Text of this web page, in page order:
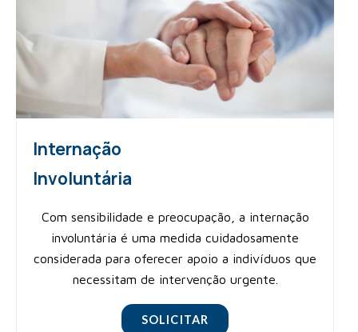
Internação
Involuntária
Com sensibilidade e preocupação, a internação
involuntária é uma medida cuidadosamente
considerada para oferecer apoio a indivíduos que
necessitam de intervenção urgente.
SOLICITAR